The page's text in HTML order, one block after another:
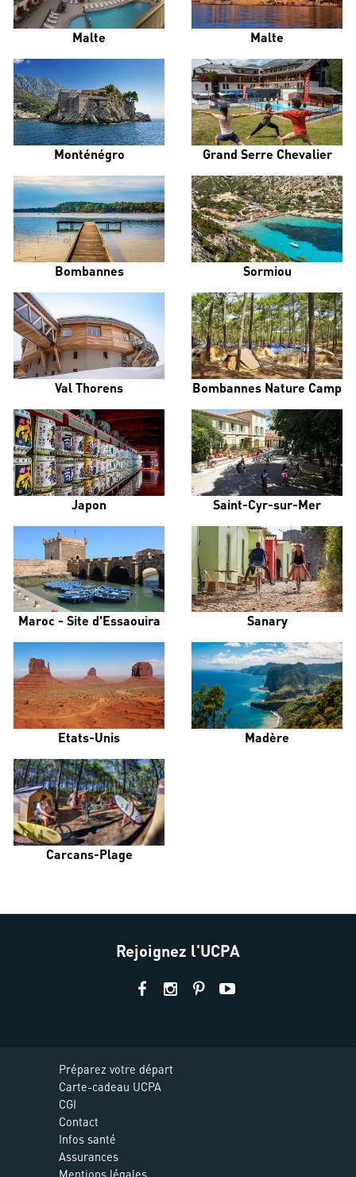
Malte Malte
Monténégro Grand Serre Chevalier
Bombannes Sormiou
Val Thorens Bombannes Nature Camp
Japon Saint-Cyr-sur-Mer
Maroc - Site d'Essaouira Sanary
Etats-Unis Madère
Carcans-Plage
Rejoignez l'UCPA
Préparez votre départ
Carte-cadeau UCPA
CGI
Contact
Infos santé
Assurances
Mentions légales